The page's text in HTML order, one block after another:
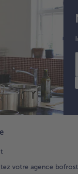
votre agence